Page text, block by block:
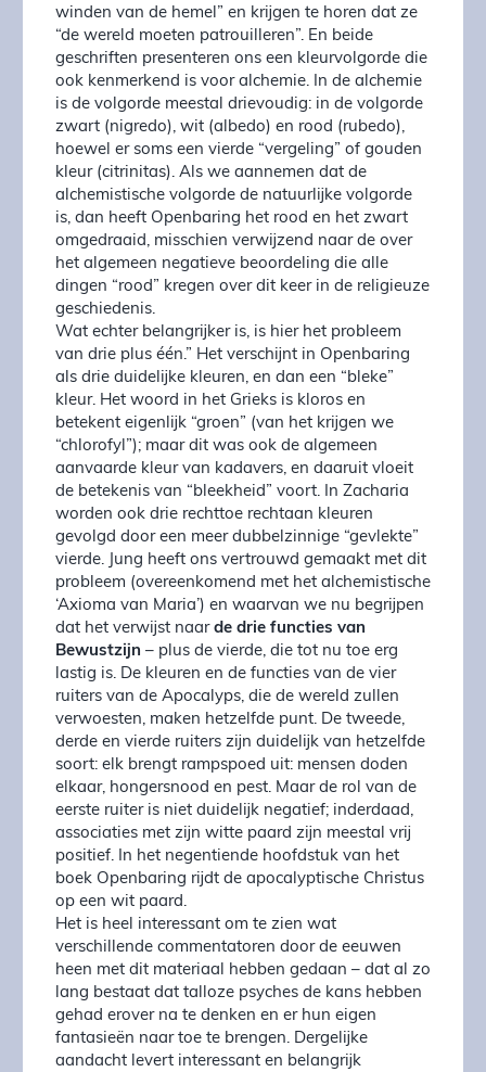
winden van de hemel” en krijgen te horen dat ze
“de wereld moeten patrouilleren”. En beide
geschriften presenteren ons een kleurvolgorde die
ook kenmerkend is voor alchemie. In de alchemie
is de volgorde meestal drievoudig: in de volgorde
zwart (nigredo), wit (albedo) en rood (rubedo),
hoewel er soms een vierde “vergeling” of gouden
kleur (citrinitas). Als we aannemen dat de
alchemistische volgorde de natuurlijke volgorde
is, dan heeft Openbaring het rood en het zwart
omgedraaid, misschien verwijzend naar de over
het algemeen negatieve beoordeling die alle
dingen “rood” kregen over dit keer in de religieuze
geschiedenis.
Wat echter belangrijker is, is hier het probleem
van drie plus één.” Het verschijnt in Openbaring
als drie duidelijke kleuren, en dan een “bleke”
kleur. Het woord in het Grieks is kloros en
betekent eigenlijk “groen” (van het krijgen we
“chlorofyl”); maar dit was ook de algemeen
aanvaarde kleur van kadavers, en daaruit vloeit
de betekenis van “bleekheid” voort. In Zacharia
worden ook drie rechttoe rechtaan kleuren
gevolgd door een meer dubbelzinnige “gevlekte”
vierde. Jung heeft ons vertrouwd gemaakt met dit
probleem (overeenkomend met het alchemistische
‘Axioma van Maria’) en waarvan we nu begrijpen
dat het verwijst naar de drie functies van
Bewustzijn – plus de vierde, die tot nu toe erg
lastig is. De kleuren en de functies van de vier
ruiters van de Apocalyps, die de wereld zullen
verwoesten, maken hetzelfde punt. De tweede,
derde en vierde ruiters zijn duidelijk van hetzelfde
soort: elk brengt rampspoed uit: mensen doden
elkaar, hongersnood en pest. Maar de rol van de
eerste ruiter is niet duidelijk negatief; inderdaad,
associaties met zijn witte paard zijn meestal vrij
positief. In het negentiende hoofdstuk van het
boek Openbaring rijdt de apocalyptische Christus
op een wit paard.
Het is heel interessant om te zien wat
verschillende commentatoren door de eeuwen
heen met dit materiaal hebben gedaan – dat al zo
lang bestaat dat talloze psyches de kans hebben
gehad erover na te denken en er hun eigen
fantasieën naar toe te brengen. Dergelijke
aandacht levert interessant en belangrijk